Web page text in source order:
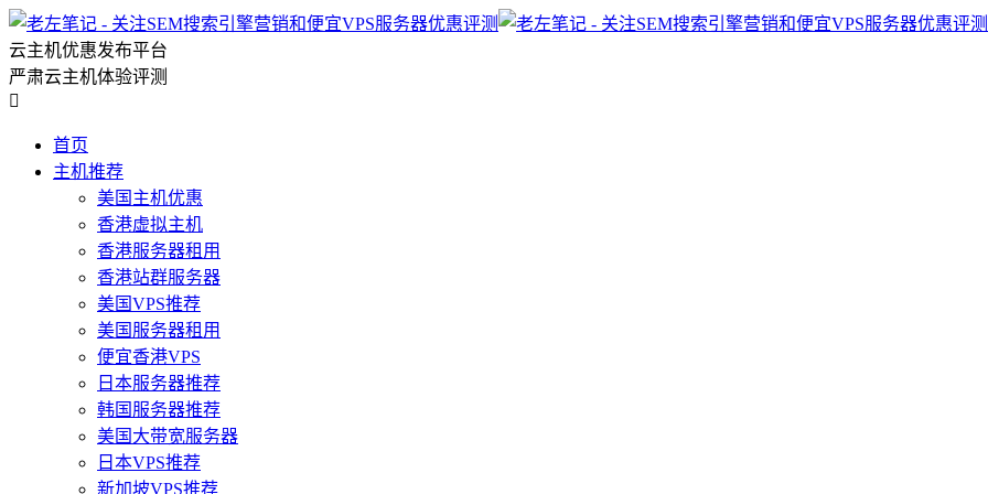
云主机优惠发布平台
严肃云主机体验评测

首页
主机推荐
美国主机优惠
香港虚拟主机
香港服务器租用
香港站群服务器
美国VPS推荐
美国服务器租用
便宜香港VPS
日本服务器推荐
韩国服务器推荐
美国大带宽服务器
日本VPS推荐
新加坡VPS推荐